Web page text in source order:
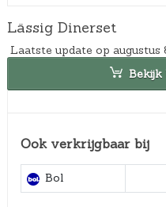
Lässig Dinerset
Laatste update op augustus
Bekijk
Ook verkrijgbaar bij
Bol